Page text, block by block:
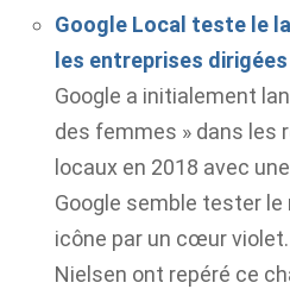
Google Local teste le
les entreprises
Google a initialement
des femmes » dans les
locaux en 2018 avec
Google semble tester
icône par un cœur
Nielsen ont repéré ce